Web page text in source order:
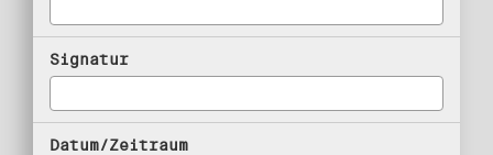
Signatur
Datum/Zeitraum